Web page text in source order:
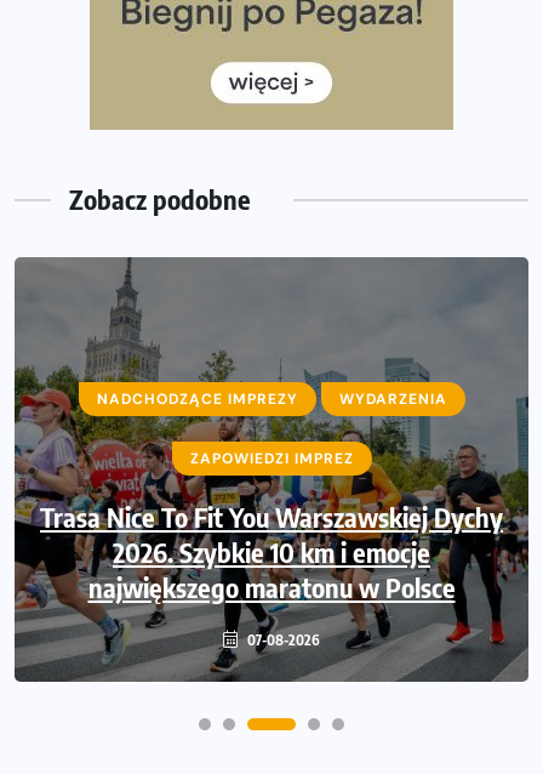
Rozbiegany Olsztyn szykuje się na weekend z
Już w tę sobotę 35. Bieg Powstania Warszawskiego.
Wystartuje rekordowa liczba uczestników
Zobacz podobne
NADCHODZĄCE IMPREZY WYDARZENIA
ZAPOWIEDZI IMPREZ
Trasa Nice To Fit You Warszawskiej Dychy
2026. Szybkie 10 km i emocje
największego maratonu w Polsce
07-08-2026
NADCHODZĄCE IMPREZY WYDARZENIA
ZAPOWIEDZI IMPREZ
Ruszają zapisy na Nice To Fit You Mini
Maraton przy okazji 48. Maratonu
Warszawskiego
06-08-2026